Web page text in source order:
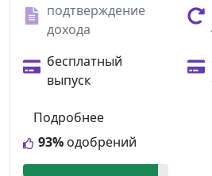
подтверждение
дохода
бесплатный
выпуск
93% одобрений
Подробнее